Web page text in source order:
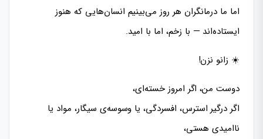
اما ما درمانگران هر روز می‌بینیم انسان‌هایی که هنوز
ایستاده‌اند — با زخم، اما با امید.
☀️ زانو نزن!
دوست من، اگر امروز خسته‌ای،
اگر درگیر استرس، افسردگی، یا وسوسه‌ی سیگار، مواد یا
ناامیدی هستی،